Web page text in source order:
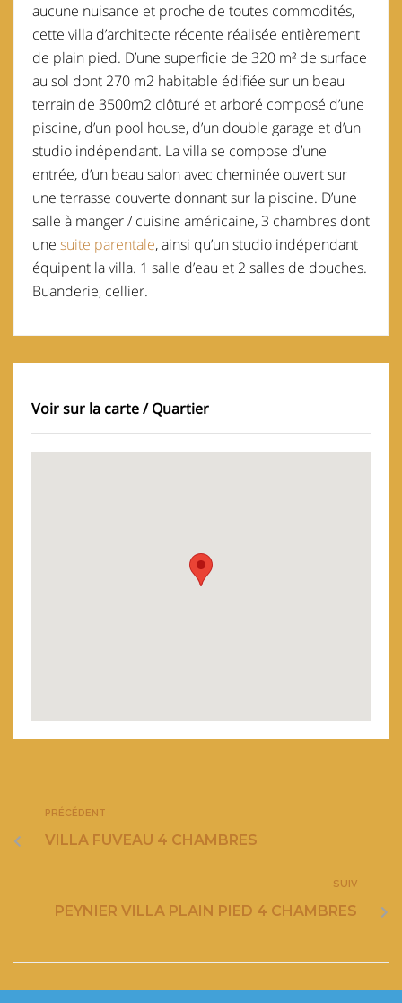
aucune nuisance et proche de toutes commodités,
cette villa d’architecte récente réalisée entièrement
de plain pied. D’une superficie de 320 m² de surface
au sol dont 270 m2 habitable édifiée sur un beau
terrain de 3500m2 clôturé et arboré composé d’une
piscine, d’un pool house, d’un double garage et d’un
studio indépendant. La villa se compose d’une
entrée, d’un beau salon avec cheminée ouvert sur
une terrasse couverte donnant sur la piscine. D’une
salle à manger / cuisine américaine, 3 chambres dont
une suite parentale, ainsi qu’un studio indépendant
équipent la villa. 1 salle d’eau et 2 salles de douches.
Buanderie, cellier.
Voir sur la carte / Quartier
PRÉCÉDENT
VILLA FUVEAU 4 CHAMBRES
SUIV
PEYNIER VILLA PLAIN PIED 4 CHAMBRES